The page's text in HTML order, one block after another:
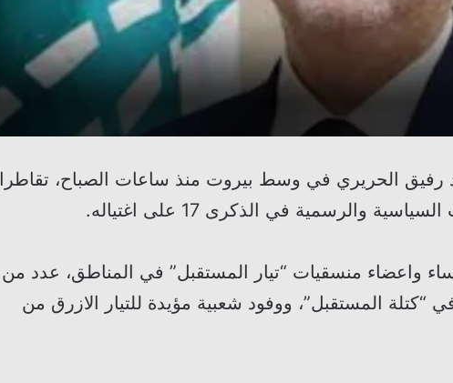
رفيق الحريري في وسط بيروت منذ ساعات الصباح، تقاطرا
والرسمية في الذكرى 17 على اغتياله.
واعضاء منسقيات “تيار المستقبل” في المناطق، عدد من
“كتلة المستقبل”، ووفود شعبية مؤيدة للتيار الازرق من